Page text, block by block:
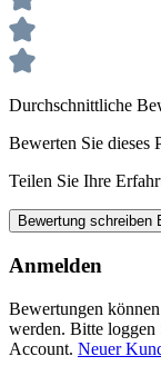
Durchschnittliche
Bewerten Sie dieses
Teilen Sie Ihre
Bewertung schreiben
Anmelden
Bewertungen
werden. Bitte loggen
Account. Neuer